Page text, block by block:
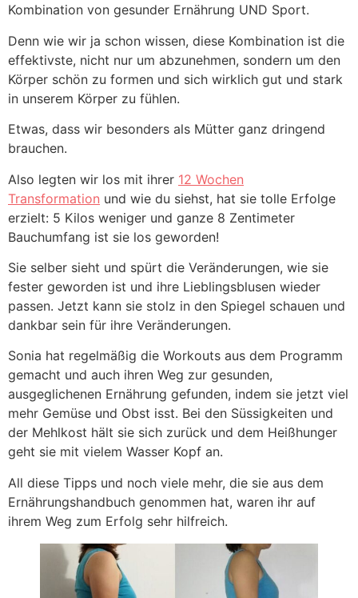
Kombination von gesunder Ernährung UND Sport.
Denn wie wir ja schon wissen, diese Kombination ist die
effektivste, nicht nur um abzunehmen, sondern um den
Körper schön zu formen und sich wirklich gut und stark
in unserem Körper zu fühlen.
Etwas, dass wir besonders als Mütter ganz dringend
brauchen.
Also legten wir los mit ihrer 12 Wochen
Transformation und wie du siehst, hat sie tolle Erfolge
erzielt: 5 Kilos weniger und ganze 8 Zentimeter
Bauchumfang ist sie los geworden!
Sie selber sieht und spürt die Veränderungen, wie sie
fester geworden ist und ihre Lieblingsblusen wieder
passen. Jetzt kann sie stolz in den Spiegel schauen und
dankbar sein für ihre Veränderungen.
Sonia hat regelmäßig die Workouts aus dem Programm
gemacht und auch ihren Weg zur gesunden,
ausgeglichenen Ernährung gefunden, indem sie jetzt viel
mehr Gemüse und Obst isst. Bei den Süssigkeiten und
der Mehlkost hält sie sich zurück und dem Heißhunger
geht sie mit vielem Wasser Kopf an.
All diese Tipps und noch viele mehr, die sie aus dem
Ernährungshandbuch genommen hat, waren ihr auf
ihrem Weg zum Erfolg sehr hilfreich.